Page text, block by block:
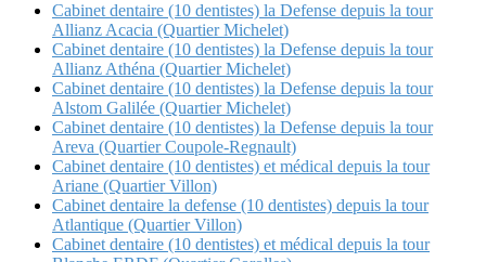
Cabinet dentaire (10 dentistes) la Defense depuis la tour
Allianz Acacia (Quartier Michelet)
Cabinet dentaire (10 dentistes) la Defense depuis la tour
Allianz Athéna (Quartier Michelet)
Cabinet dentaire (10 dentistes) la Defense depuis la tour
Alstom Galilée (Quartier Michelet)
Cabinet dentaire (10 dentistes) la Defense depuis la tour
Areva (Quartier Coupole-Regnault)
Cabinet dentaire (10 dentistes) et médical depuis la tour
Ariane (Quartier Villon)
Cabinet dentaire la defense (10 dentistes) depuis la tour
Atlantique (Quartier Villon)
Cabinet dentaire (10 dentistes) et médical depuis la tour